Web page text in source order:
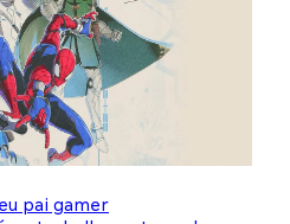
pai gamer